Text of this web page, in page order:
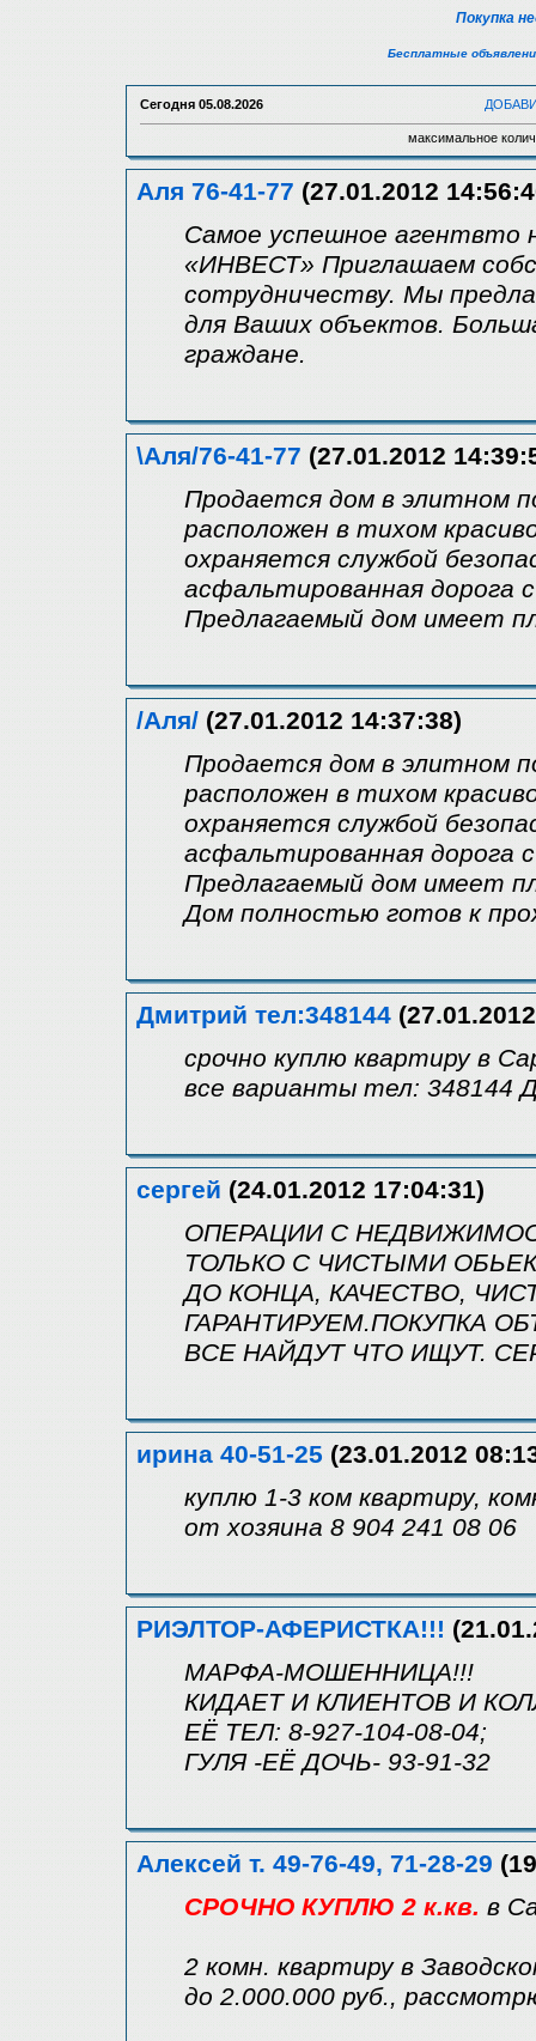
Покупка
Бесплатные
Сегодня 05.08.2026
максимальное
Аля 76-41-77 (27.01.2012
Самое успешное агентвто
«ИНВЕСТ» Приглашаем
сотрудничеству. Мы
для Ваших объектов.
граждане.
\Аля/76-41-77 (27.01.2012
Продается дом в элитном
расположен в тихом
охраняется службой
асфальтированная дорога
Предлагаемый дом имеет
/Аля/ (27.01.2012 14:37:38)
Продается дом в элитном
расположен в тихом
охраняется службой
асфальтированная дорога
Предлагаемый дом имеет
Дом полностью готов к
Дмитрий тел:348144
срочно куплю квартиру в
все варианты тел: 348144
сергей (24.01.2012 17:04:31)
ОПЕРАЦИИ С
ТОЛЬКО С ЧИСТЫМИ
ДО КОНЦА, КАЧЕСТВО,
ГАРАНТИРУЕМ.ПОКУПКА
ВСЕ НАЙДУТ ЧТО ИЩУТ.
ирина 40-51-25 (23.01.2012
куплю 1-3 ком квартиру,
от хозяина 8 904 241 08 06
РИЭЛТОР-АФЕРИСТКА!!!
МАРФА-МОШЕННИЦА!!!
КИДАЕТ И КЛИЕНТОВ И
ЕЁ ТЕЛ: 8-927-104-08-04;
ГУЛЯ -ЕЁ ДОЧЬ- 93-91-32
Алексей т. 49-76-49, 71-28-29
СРОЧНО КУПЛЮ 2 к.кв. в
2 комн. квартиру в
до 2.000.000 руб.,